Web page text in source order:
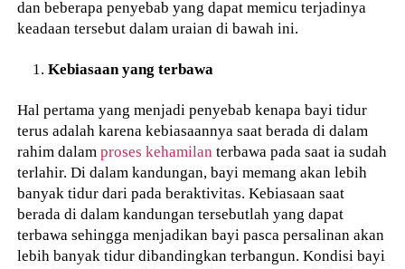
dan beberapa penyebab yang dapat memicu terjadinya
keadaan tersebut dalam uraian di bawah ini.
Kebiasaan yang terbawa
Hal pertama yang menjadi penyebab kenapa bayi tidur
terus adalah karena kebiasaannya saat berada di dalam
rahim dalamproses kehamilan terbawa pada saat ia sudah
terlahir. Di dalam kandungan, bayi memang akan lebih
banyak tidur dari pada beraktivitas. Kebiasaan saat
berada di dalam kandungan tersebutlah yang dapat
terbawa sehingga menjadikan bayi pasca persalinan akan
lebih banyak tidur dibandingkan terbangun. Kondisi bayi